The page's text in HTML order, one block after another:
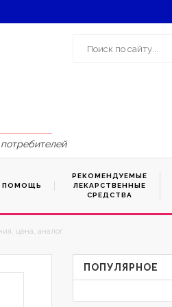
ПОМОЩЬ
РЕКОМЕНДУЕМЫЕ
ЛЕКАРСТВЕННЫЕ
СРЕДСТВА
цена, аналог
ПОПУЛЯРНОЕ